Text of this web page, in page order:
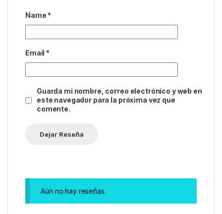
Name *
Email *
Guarda mi nombre, correo electrónico y web en
este navegador para la próxima vez que
comente.
Aún no hay reseñas.